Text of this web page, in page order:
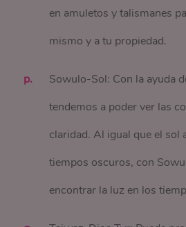
en amuletos y talismanes
mismo y a tu propiedad.
Sowulo-Sol: Con la ayuda
tendemos a poder ver las
claridad. Al igual que el sol
tiempos oscuros, con
encontrar la luz en los